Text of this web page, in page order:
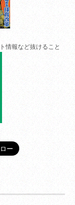
情報など抜けること